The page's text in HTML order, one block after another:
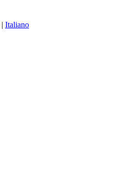
| Italiano